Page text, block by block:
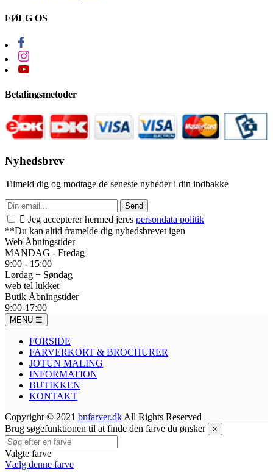
FØLG OS
Betalingsmetoder
Nyhedsbrev
Tilmeld dig og modtage de seneste nyheder i din indbakke
Send
 Jeg accepterer hermed jeres persondata politik
**Du kan altid framelde dig nyhedsbrevet igen
Web Åbningstider
MANDAG - Fredag
9:00 - 15:00
Lørdag + Søndag
web tel lukket
Butik Åbningstider
9:00-17:00
MENU ☰
FORSIDE
FARVERKORT & BROCHURER
JOTUN MALING
INFORMATION
BUTIKKEN
KONTAKT
Copyright © 2021 bnfarver.dk All Rights Reserved
Brug søgefunktionen til at finde den farve du ønsker
×
Valgte farve
Vælg denne farve